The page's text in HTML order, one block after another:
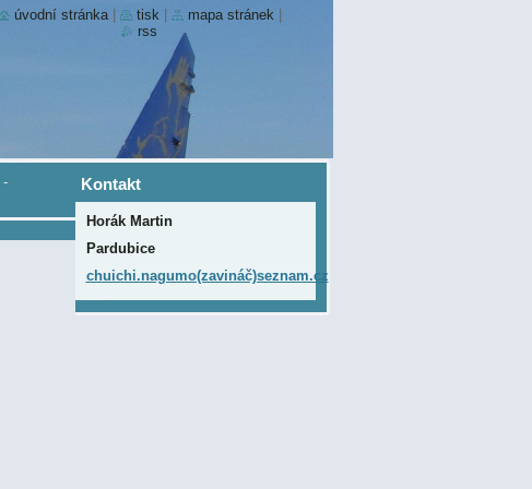
-
Kontakt
Horák Martin
Pardubice
chuichi.nagumo(zavináč)seznam.cz
úvodní stránka tisk mapa stránek
rss